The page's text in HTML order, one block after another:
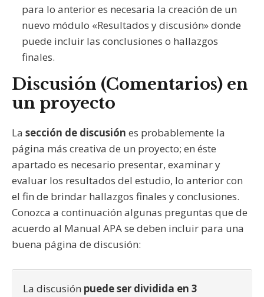
para lo anterior es necesaria la creación de un
nuevo módulo «Resultados y discusión» donde
puede incluir las conclusiones o hallazgos
finales.
Discusión (Comentarios) en
un proyecto
La sección de discusión es probablemente la
página más creativa de un proyecto; en éste
apartado es necesario presentar, examinar y
evaluar los resultados del estudio, lo anterior con
el fin de brindar hallazgos finales y conclusiones.
Conozca a continuación algunas preguntas que de
acuerdo al Manual APA se deben incluir para una
buena página de discusión:
La discusión puede ser dividida en 3